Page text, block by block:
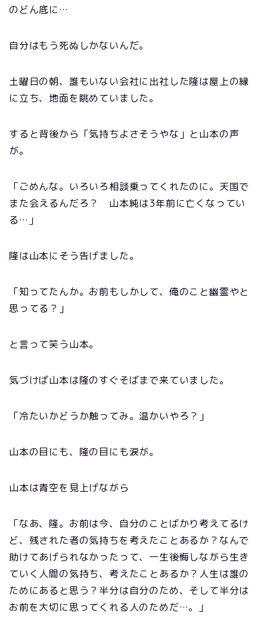
のどん底に…
自分はもう死ぬしかないんだ。
土曜日の朝、誰もいない会社に出社した隆は屋上の縁
に立ち、地面を眺めていました。
すると背後から「気持ちよさそうやな」と山本の声
が。
「ごめんな。いろいろ相談乗ってくれたのに。天国で
また会えるんだろ？ 山本純は3年前に亡くなってい
る…」
隆は山本にそう告げました。
「知ってたんか。お前もしかして、俺のこと幽霊やと
思ってる？」
と言って笑う山本。
気づけば山本は隆のすぐそばまで来ていました。
「冷たいかどうか触ってみ。温かいやろ？」
山本の目にも、隆の目にも涙が。
山本は青空を見上げながら
「なあ、隆。お前は今、自分のことばかり考えてるけ
ど、残された者の気持ちを考えたことあるか？なんで
助けてあげられなかったって、一生後悔しながら生き
ていく人間の気持ち、考えたことあるか？人生は誰の
ためにあると思う？半分は自分のため、そして半分は
お前を大切に思ってくれる人のためだ…。」